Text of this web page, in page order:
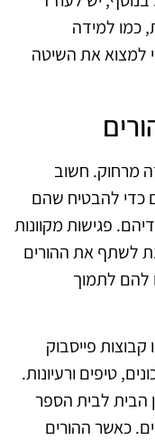
כמו למידה
למצוא את השיטה
מרחוק. חשוב
כדי להבטיח שהם
פגישות מקוונות
לשתף את ההורים
להם לתמוך
קבוצות פייסבוק
טיפים ורעיונות.
הבית לבית הספר
כאשר ההורים